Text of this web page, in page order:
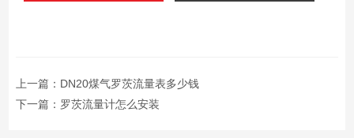
上一篇： DN20煤气罗茨流量表多少钱
下一篇： 罗茨流量计怎么安装